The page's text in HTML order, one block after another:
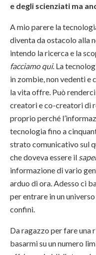
e degli scienziati ma
A mio parere la
diventa da ostacolo alla
intendo la ricerca e la
facciamo qui. La
in zombie, non vedenti e
la vita offre. Può
creatori e co-creatori di
proprio perché
tecnologia fino a
strato comunicativo sul
che doveva essere il
informazione di vario
arduo di ora. Adesso ci
per entrare in un
confini.
Da ragazzo per fare una
basarmi su un numero